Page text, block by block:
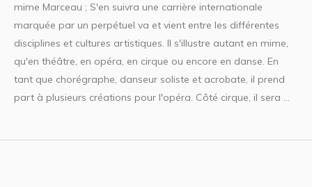
mime Marceau ; S'en suivra une carrière internationale
marquée par un perpétuel va et vient entre les différentes
disciplines et cultures artistiques. Il s'illustre autant en mime,
qu'en théâtre, en opéra, en cirque ou encore en danse. En
tant que chorégraphe, danseur soliste et acrobate, il prend
part à plusieurs créations pour l'opéra. Côté cirque, il sera ...